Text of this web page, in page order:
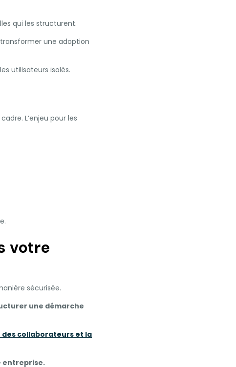
qui les structurent.
une adoption
utilisateurs isolés.
L’enjeu pour les
votre
sécurisée.
une démarche
collaborateurs et la
entreprise.